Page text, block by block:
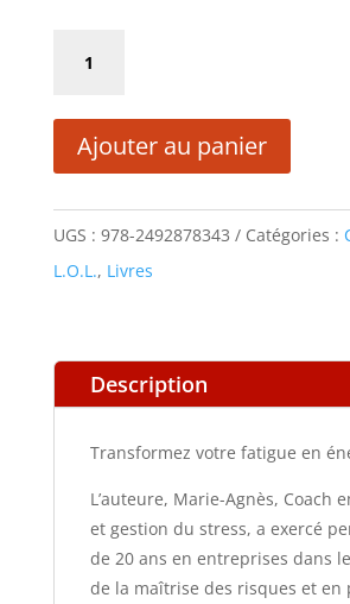
Transformez
votre
en
énergie
Ajouter au panier
UGS : 978-2492878343 Catégories :
L.O.L., Livres
Description
Transformez votre fatigue en
L’auteure, Marie-Agnès, Coach
et gestion du stress, a exercé
de 20 ans en entreprises dans
de la maîtrise des risques et en